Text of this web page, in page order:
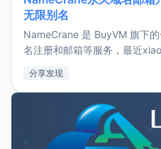
无限别名
NameCrane 是 BuyVM 旗下
名注册和邮箱等服务，最近
又实惠的域名邮箱，不妨尝试
NameCraneNameCrane不支
分享发现